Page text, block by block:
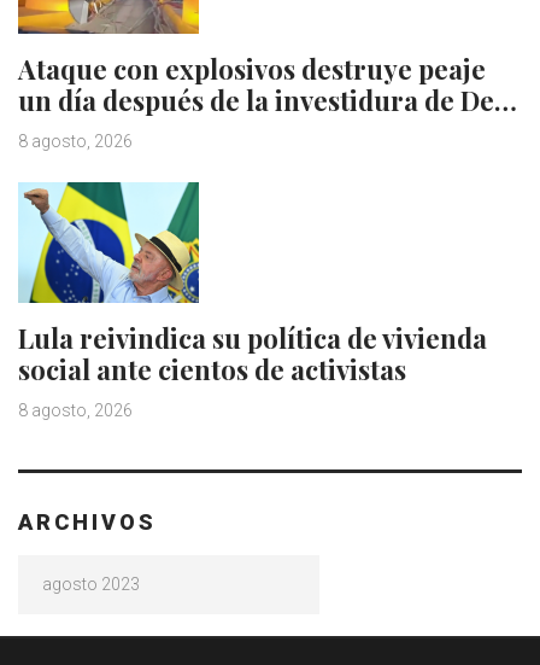
Ataque con explosivos destruye peaje
un día después de la investidura de De…
8 agosto, 2026
Lula reivindica su política de vivienda
social ante cientos de activistas
8 agosto, 2026
ARCHIVOS